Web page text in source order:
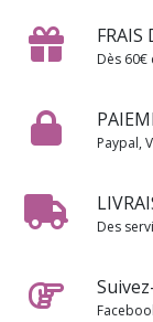
FRAIS
Dès 60€
Paypal,
Des